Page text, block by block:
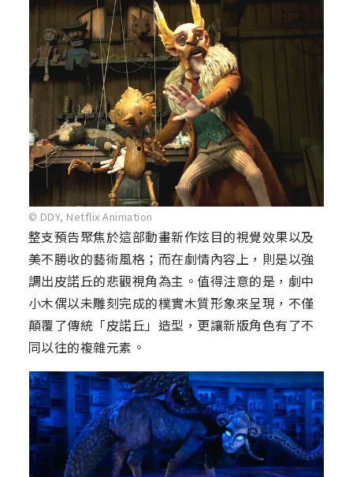
© DDY, Netflix Animation
整支預告聚焦於這部動畫新作炫目的視覺效果以及
美不勝收的藝術風格；而在劇情內容上，則是以強
調出皮諾丘的悲觀視角為主。值得注意的是，劇中
小木偶以未雕刻完成的樸實木質形象來呈現，不僅
顛覆了傳統「皮諾丘」造型，更讓新版角色有了不
同以往的複雜元素。